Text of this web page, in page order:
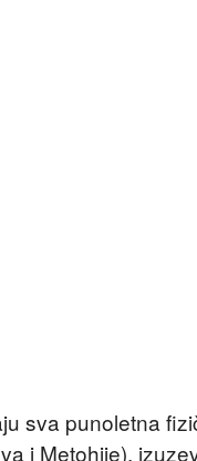
sva punoletna
i Metohije),